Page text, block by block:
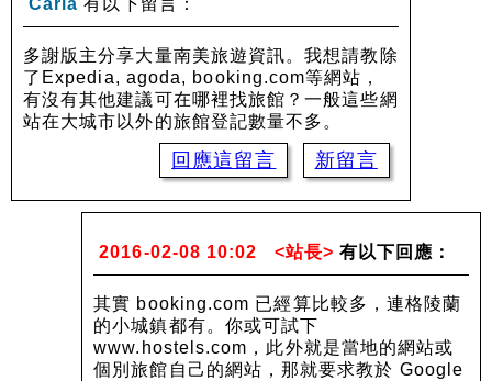
Carla 有以下留言：
多謝版主分享大量南美旅遊資訊。我想請教除
了Expedia, agoda, booking.com等網站，
有沒有其他建議可在哪裡找旅館？一般這些網
站在大城市以外的旅館登記數量不多。
回應這留言 新留言
2016-02-08 10:02 <站長> 有以下回應：
其實 booking.com 已經算比較多，連格陵蘭
的小城鎮都有。你或可試下
www.hostels.com，此外就是當地的網站或
個別旅館自己的網站，那就要求教於 Google